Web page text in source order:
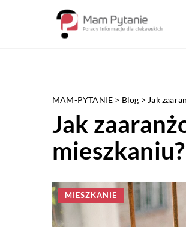
MAM-PYTANIE > Blog > Jak
Jak
mieszkaniu?
MIESZKANIE